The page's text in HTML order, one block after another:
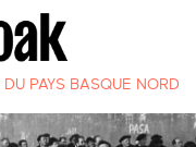
PAYS BASQUE NORD